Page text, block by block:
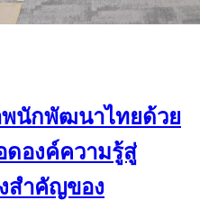
นักพัฒนาไทยด้วย
ดองค์ความรู้สู่
สำคัญของ